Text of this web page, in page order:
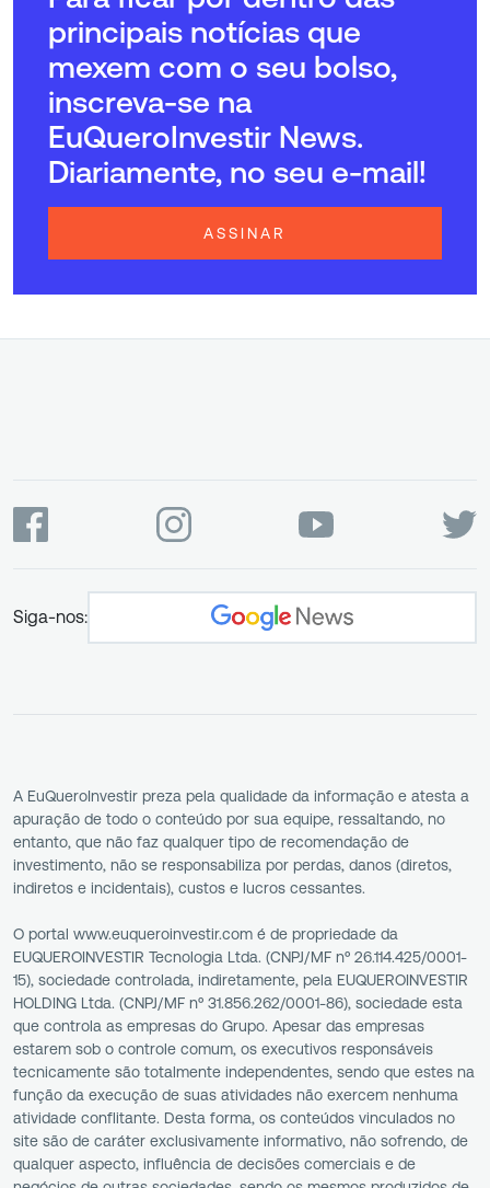
principais notícias que
mexem com o seu bolso,
inscreva-se na
EuQueroInvestir News.
Diariamente, no seu e-mail!
ASSINAR
Siga-nos:
A EuQueroInvestir preza pela qualidade da informação e atesta a
apuração de todo o conteúdo por sua equipe, ressaltando, no
entanto, que não faz qualquer tipo de recomendação de
investimento, não se responsabiliza por perdas, danos (diretos,
indiretos e incidentais), custos e lucros cessantes.
O portal www.euqueroinvestir.com é de propriedade da
EUQUEROINVESTIR Tecnologia Ltda. (CNPJ/MF nº 26.114.425/0001-
15), sociedade controlada, indiretamente, pela EUQUEROINVESTIR
HOLDING Ltda. (CNPJ/MF nº 31.856.262/0001-86), sociedade esta
que controla as empresas do Grupo. Apesar das empresas
estarem sob o controle comum, os executivos responsáveis
tecnicamente são totalmente independentes, sendo que estes na
função da execução de suas atividades não exercem nenhuma
atividade conflitante. Desta forma, os conteúdos vinculados no
site são de caráter exclusivamente informativo, não sofrendo, de
qualquer aspecto, influência de decisões comerciais e de